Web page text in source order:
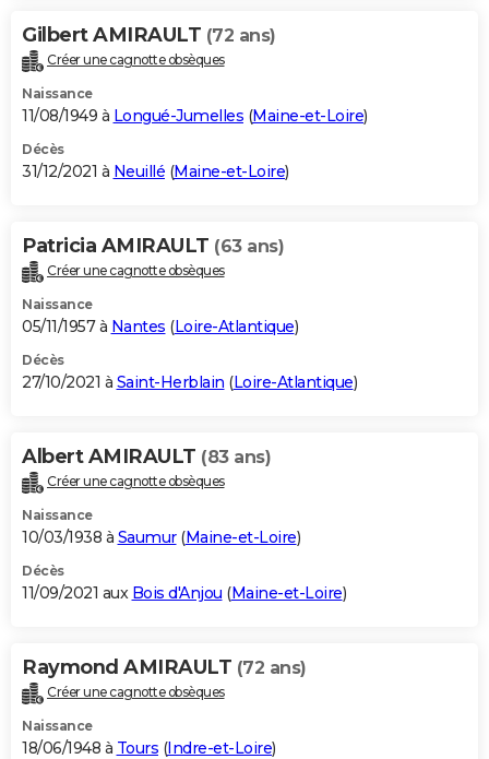
Gilbert AMIRAULT (72 ans)
Créer une cagnotte obsèques
Naissance
11/08/1949 à Longué-Jumelles (Maine-et-Loire)
Décès
31/12/2021 à Neuillé (Maine-et-Loire)
Patricia AMIRAULT (63 ans)
Créer une cagnotte obsèques
Naissance
05/11/1957 à Nantes (Loire-Atlantique)
Décès
27/10/2021 à Saint-Herblain (Loire-Atlantique)
Albert AMIRAULT (83 ans)
Créer une cagnotte obsèques
Naissance
10/03/1938 à Saumur(Maine-et-Loire)
Décès
11/09/2021 aux Bois d'Anjou (Maine-et-Loire)
Raymond AMIRAULT (72 ans)
Créer une cagnotte obsèques
Naissance
18/06/1948 à Tours (Indre-et-Loire)